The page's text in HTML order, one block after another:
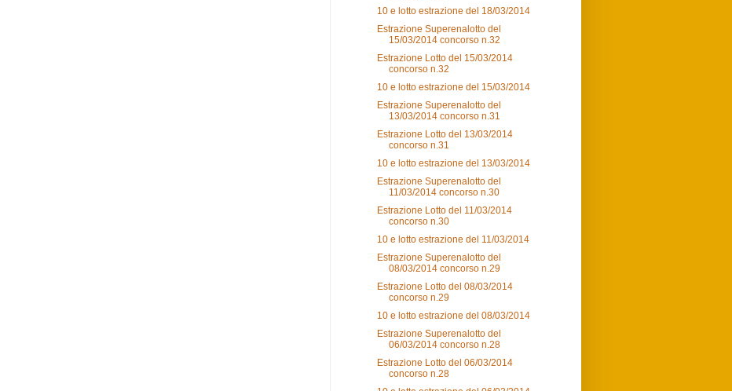
10 e lotto estrazione del 18/03/2014
Estrazione Superenalotto del
15/03/2014 concorso n.32
Estrazione Lotto del 15/03/2014
concorso n.32
10 e lotto estrazione del 15/03/2014
Estrazione Superenalotto del
13/03/2014 concorso n.31
Estrazione Lotto del 13/03/2014
concorso n.31
10 e lotto estrazione del 13/03/2014
Estrazione Superenalotto del
11/03/2014 concorso n.30
Estrazione Lotto del 11/03/2014
concorso n.30
10 e lotto estrazione del 11/03/2014
Estrazione Superenalotto del
08/03/2014 concorso n.29
Estrazione Lotto del 08/03/2014
concorso n.29
10 e lotto estrazione del 08/03/2014
Estrazione Superenalotto del
06/03/2014 concorso n.28
Estrazione Lotto del 06/03/2014
concorso n.28